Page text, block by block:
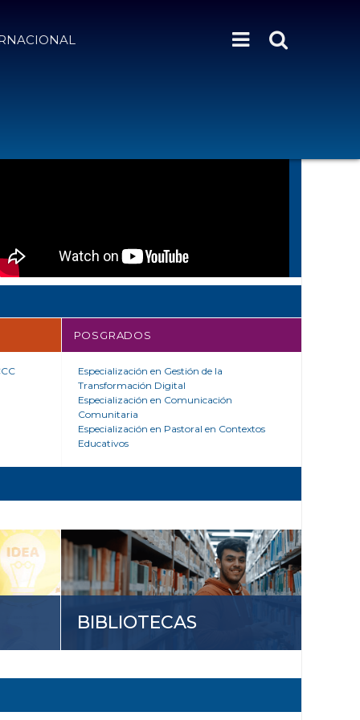
POSGRADOS
Especialización en Gestión de la
Transformación Digital
Especialización en Comunicación
Comunitaria
Especialización en Pastoral en Contextos
Educativos
BIBLIOTECAS